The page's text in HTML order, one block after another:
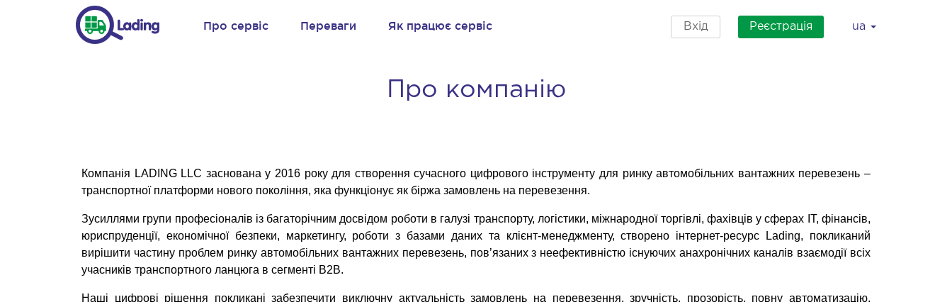
Про сервіс Переваги Як працює сервіс ua
Вхід Реєстрація
Про компанію